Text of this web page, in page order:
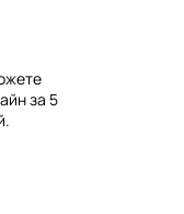
за 5